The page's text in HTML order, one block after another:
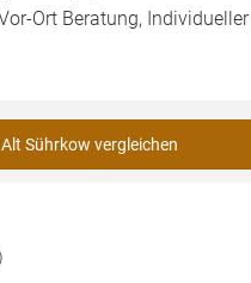
Ort Beratung,
Sührkow vergleichen